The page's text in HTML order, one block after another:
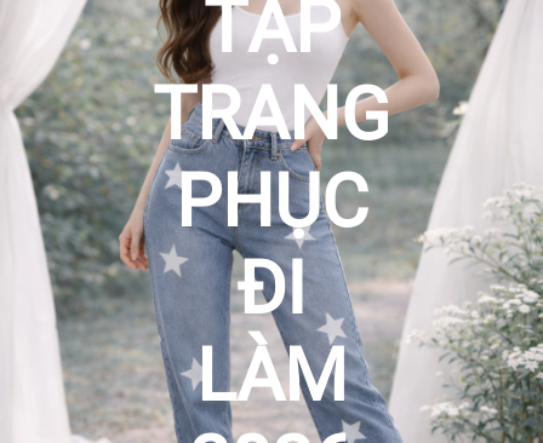
TẬP
TRANG
PHỤC
ĐI
LÀM